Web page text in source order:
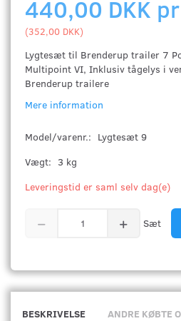
440,00 DKK pr
(352,00 DKK)
Lygtesæt til Brenderup trailer 7
Multipoint VI, Inklusiv tågelys i
Brenderup trailere
Mere information
Model/varenr.: Lygtesæt 9
Vægt: 3 kg
Leveringstid er saml selv dag(e)
Sæt
BESKRIVELSE ANDRE KØBTE